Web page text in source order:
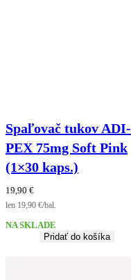
Spaľovač tukov ADI-
PEX 75mg Soft Pink
(1×30 kaps.)
19,90 €
len 19,90 €/bal.
NA SKLADE
Pridať do košíka